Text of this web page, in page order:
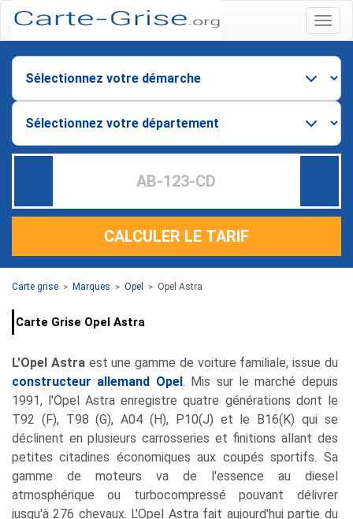
Menu
CALCULER LE TARIF
Carte grise > Marques > Opel > Opel Astra
Carte Grise Opel Astra
L'Opel Astraest une gamme de voiture familiale, issue du
constructeur allemand Opel . Mis sur le marché depuis
1991, l'Opel Astra enregistre quatre générations dont le
T92 (F), T98 (G), A04 (H), P10(J) et le B16(K) qui se
déclinent en plusieurs carrosseries et finitions allant des
petites citadines économiques aux coupés sportifs. Sa
gamme de moteurs va de l'essence au diesel
atmosphérique ou turbocompressé pouvant délivrer
jusqu'à 276 chevaux. L'Opel Astra fait aujourd'hui partie du